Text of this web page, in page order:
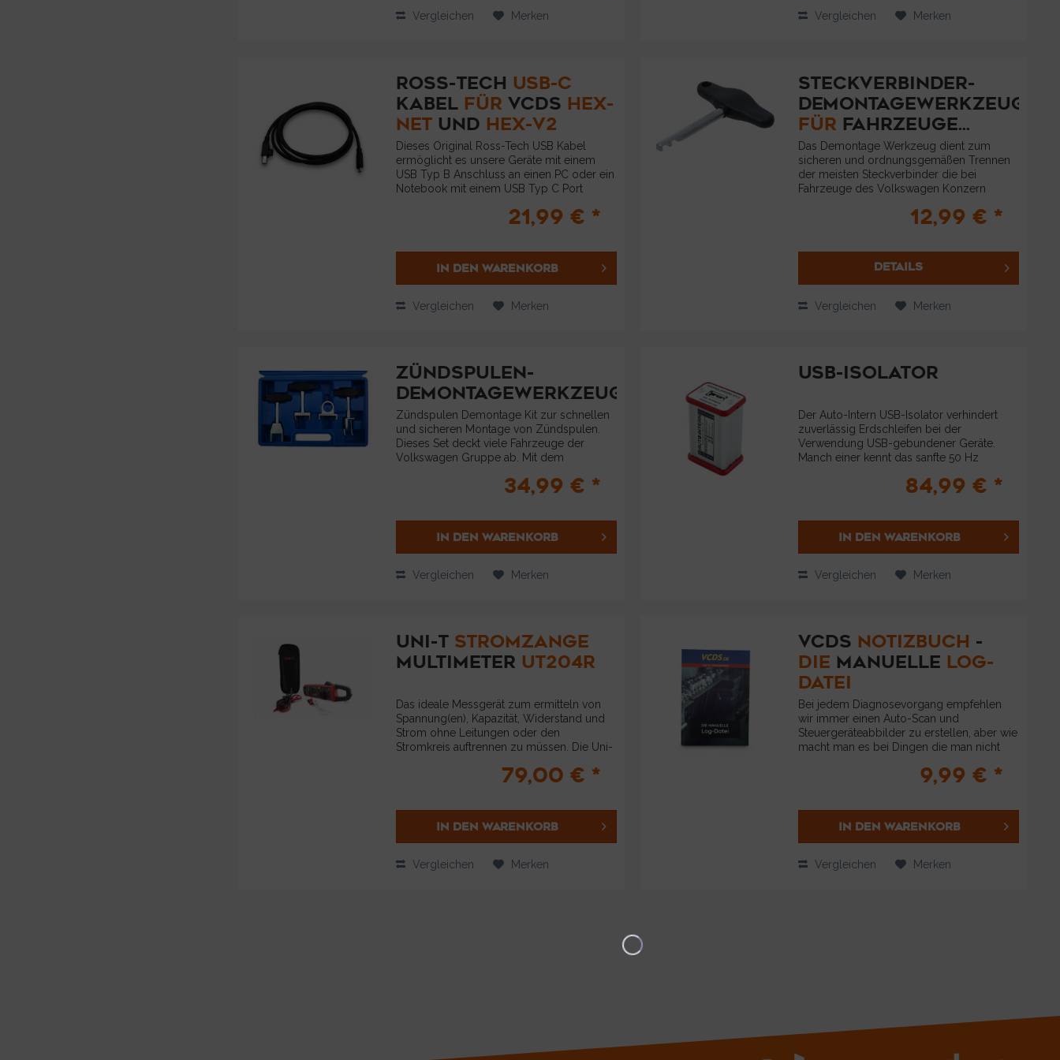
Vergleichen Merken Vergleichen Merken
ROSS-TECH USB-C
KABEL FÜR VCDS HEX-
NET UND HEX-V2
Dieses Original Ross-Tech USB Kabel
ermöglicht es unsere Geräte mit einem
USB Typ B Anschluss an einen PC oder ein
Notebook mit einem USB Typ C Port
unsere Diagnosesysteme: VCDS HEX-V2
21,99 € *
IN DEN WARENKORB
Vergleichen Merken
STECKVERBINDER-
DEMONTAGEWERKZEUG
FÜR FAHRZEUGE...
Das Demontage Werkzeug dient zum
sicheren und ordnungsgemäßen Trennen
der meisten Steckverbinder die bei
Fahrzeuge des Volkswagen Konzern
z.B. folgenden elektrischen12,99 € *
DETAILS
Vergleichen Merken
ZÜNDSPULEN-
DEMONTAGEWERKZEUG
Zündspulen Demontage Kit zur schnellen
und sicheren Montage von Zündspulen.
Dieses Set deckt viele Fahrzeuge der
Volkswagen Gruppe ab. Mit dem
eine Beschädigung an der Spule deutlich
34,99 € *
IN DEN WARENKORB
Vergleichen Merken
USB-ISOLATOR
Der Auto-Intern USB-Isolator verhindert
zuverlässig Erdschleifen bei der
Verwendung USB-gebundener Geräte.
Manch einer kennt das sanfte 50 Hz
anderen Stereobox wummert. Solche
84,99 € *
IN DEN WARENKORB
Vergleichen Merken
UNI-T STROMZANGE
MULTIMETER UT204R
Das ideale Messgerät zum ermitteln von
Spannung(en), Kapazität, Widerstand und
Strom ohne Leitungen oder den
Stromkreis auftrennen zu müssen. Die Uni-
Hintergrundbeleuchtung, die auch in
79,00 € *
IN DEN WARENKORB
Vergleichen Merken
VCDS NOTIZBUCH -
DIE MANUELLE LOG-
DATEI
Bei jedem Diagnosevorgang empfehlen
wir immer einen Auto-Scan und
Steuergeräteabbilder zu erstellen, aber wie
macht man es bei Dingen die man nicht
manuelle Log-Datei! Wir haben ein
9,99 € *
IN DEN WARENKORB
Vergleichen Merken